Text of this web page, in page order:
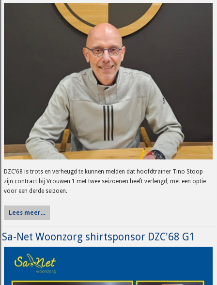
DZC’68 is trots en verheugd te kunnen melden dat hoofdtrainer Tino Stoop
zijn contract bij Vrouwen 1 met twee seizoenen heeft verlengd, met een optie
voor een derde seizoen.
Lees meer...
Sa-Net Woonzorg shirtsponsor DZC'68 G1